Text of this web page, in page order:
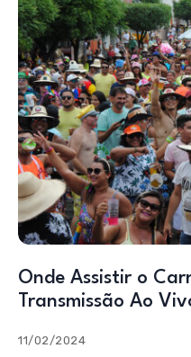
Onde Assistir o
Transmissão Ao
11/02/2024